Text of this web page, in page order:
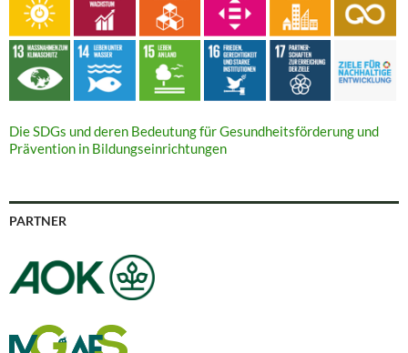
Die SDGs und deren Bedeutung für Gesundheitsförderung und
Prävention in Bildungseinrichtungen
PARTNER